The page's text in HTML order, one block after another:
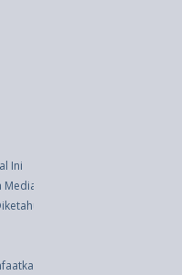
Ini
Sosial
Setiap Wanita
Superpowders Anda